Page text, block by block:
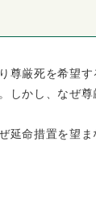
尊厳死を希望
しかし、なぜ
延命措置を望